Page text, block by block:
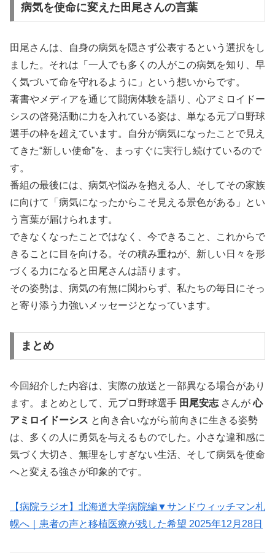
病気を使命に変えた田尾さんの言葉
田尾さんは、自身の病気を隠さず公表するという選択をし
ました。それは「一人でも多くの人がこの病気を知り、早
く気づいて命を守れるように」という想いからです。
著書やメディアを通じて闘病体験を語り、心アミロイドー
シスの啓発活動に力を入れている姿は、単なる元プロ野球
選手の枠を超えています。自分が病気になったことで見え
てきた“新しい使命”を、まっすぐに実行し続けているので
す。
番組の最後には、病気や悩みを抱える人、そしてその家族
に向けて「病気になったからこそ見える景色がある」とい
う言葉が届けられます。
できなくなったことではなく、今できること、これからで
きることに目を向ける。その積み重ねが、新しい日々を形
づくる力になると田尾さんは語ります。
その姿勢は、病気の有無に関わらず、私たちの毎日にそっ
と寄り添う力強いメッセージとなっています。
まとめ
今回紹介した内容は、実際の放送と一部異なる場合があり
ます。まとめとして、元プロ野球選手 田尾安志 さんが心
アミロイドーシス と向き合いながら前向きに生きる姿勢
は、多くの人に勇気を与えるものでした。小さな違和感に
気づく大切さ、無理をしすぎない生活、そして病気を使命
へと変える強さが印象的です。
【病院ラジオ】北海道大学病院編▼サンドウィッチマン札
幌へ｜患者の声と移植医療が残した希望 2025年12月28日